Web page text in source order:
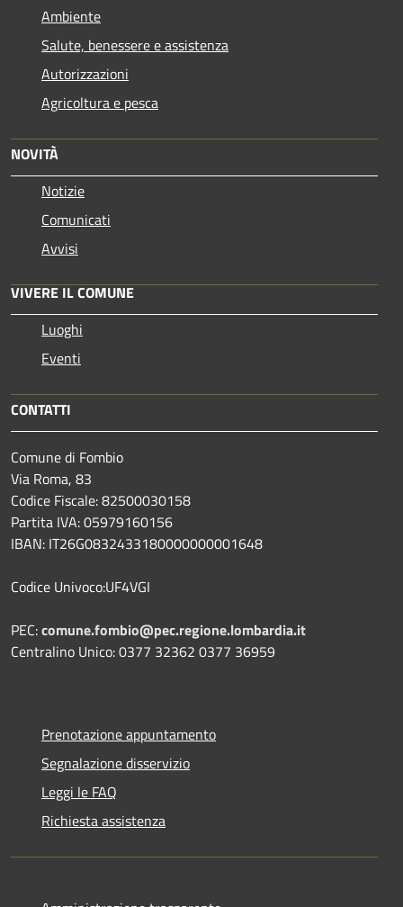
Ambiente
Salute, benessere e assistenza
Autorizzazioni
Agricoltura e pesca
NOVITÀ
Notizie
Comunicati
Avvisi
VIVERE IL COMUNE
Luoghi
Eventi
CONTATTI
Comune di Fombio
Via Roma, 83
Codice Fiscale: 82500030158
Partita IVA: 05979160156
IBAN: IT26G0832433180000000001648
Codice Univoco:UF4VGI
PEC:comune.fombio@pec.regione.lombardia.it
Centralino Unico: 0377 32362 0377 36959
Prenotazione appuntamento
Segnalazione disservizio
Leggi le FAQ
Richiesta assistenza